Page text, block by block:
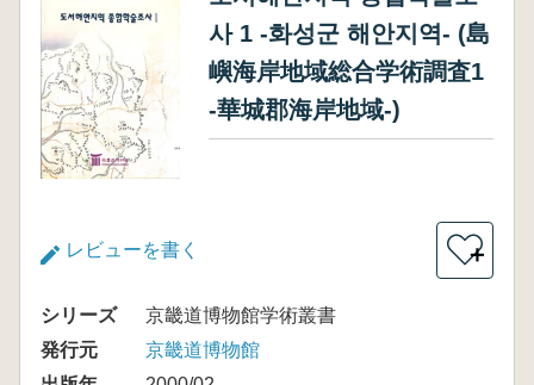
사 1 -화성군 해안지역- (島
嶼海岸地域総合学術調査1
-華城郡海岸地域-)
レビューを書く ＋
シリーズ
京畿道博物館学術叢書
発行元
京畿道博物館